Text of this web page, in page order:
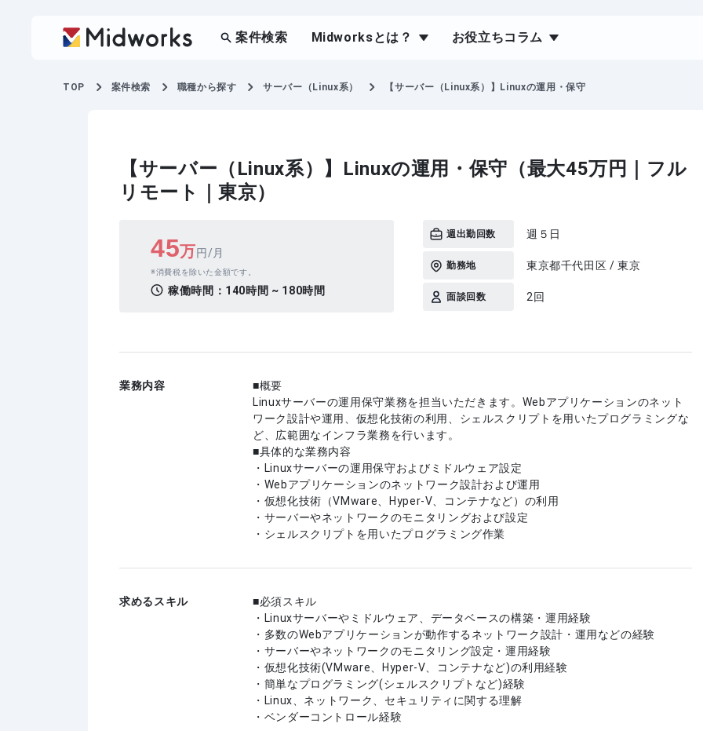
案件検索 Midworksとは？ お役立ちコラム
TOP 案件検索 職種から探す サーバー（Linux系） 【サーバー（Linux系）】Linuxの運用・保守
【サーバー（Linux系）】Linuxの運用・保守（最大45万円｜フル
リモート｜東京）
45万円/月
消費税を除いた金額です。
稼働時間： 140時間 ~ 180時間
週出勤回数 週５日
勤務地 東京都千代田区 / 東京
面談回数 2回
業務内容
■概要
Linuxサーバーの運用保守業務を担当いただきます。Webアプリケーションのネット
ワーク設計や運用、仮想化技術の利用、シェルスクリプトを用いたプログラミングな
ど、広範囲なインフラ業務を行います。
■具体的な業務内容
・Linuxサーバーの運用保守およびミドルウェア設定
・Webアプリケーションのネットワーク設計および運用
・仮想化技術（VMware、Hyper-V、コンテナなど）の利用
・サーバーやネットワークのモニタリングおよび設定
・シェルスクリプトを用いたプログラミング作業
求めるスキル
必須スキル
・Linuxサーバーやミドルウェア、データベースの構築・運用経験
・多数のWebアプリケーションが動作するネットワーク設計・運用などの経験
・サーバーやネットワークのモニタリング設定・運用経験
・仮想化技術(VMware、Hyper-V、コンテナなど)の利用経験
・簡単なプログラミング(シェルスクリプトなど)経験
・Linux、ネットワーク、セキュリティに関する理解
・ベンダーコントロール経験